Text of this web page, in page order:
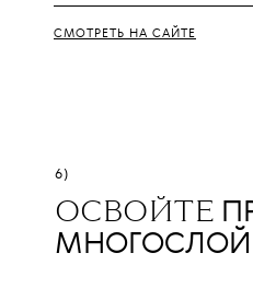
СМОТРЕТЬ НА САЙТЕ
6)
ОСВОЙТЕ